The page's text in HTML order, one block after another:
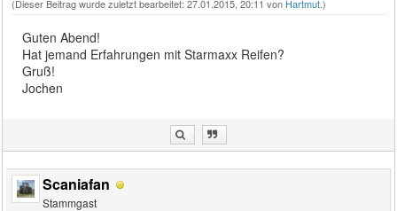
(Dieser Beitrag wurde zuletzt bearbeitet: 27.01.2015, 20:11 von Hartmut.)
Guten Abend!
Hat jemand Erfahrungen mit Starmaxx Reifen?
Gruß!
Jochen
Scaniafan
Stammgast